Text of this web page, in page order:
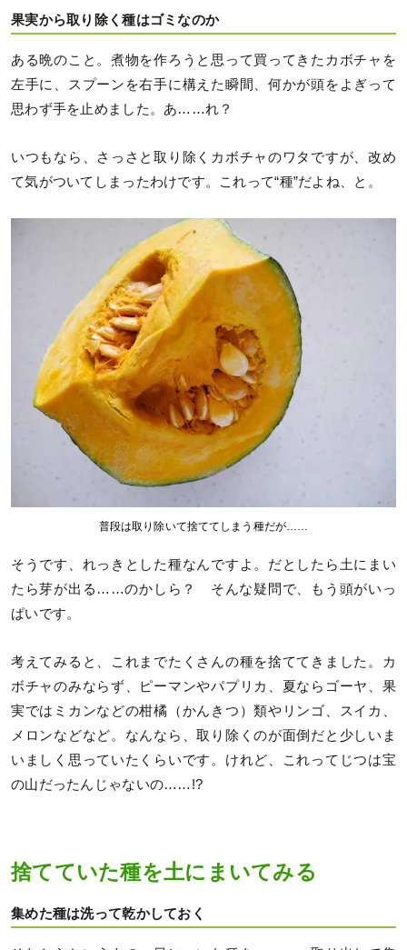
果実から取り除く種はゴミなのか
ある晩のこと。煮物を作ろうと思って買ってきたカボチャを
左手に、スプーンを右手に構えた瞬間、何かが頭をよぎって
思わず手を止めました。あ……れ？
いつもなら、さっさと取り除くカボチャのワタですが、改め
て気がついてしまったわけです。これって“種”だよね、と。
普段は取り除いて捨ててしまう種だが……
そうです、れっきとした種なんですよ。だとしたら土にまい
たら芽が出る……のかしら？ そんな疑問で、もう頭がいっ
ぱいです。
考えてみると、これまでたくさんの種を捨ててきました。カ
ボチャのみならず、ピーマンやパプリカ、夏ならゴーヤ、果
実ではミカンなどの柑橘（かんきつ）類やリンゴ、スイカ、
メロンなどなど。なんなら、取り除くのが面倒だと少しいま
いましく思っていたくらいです。けれど、これってじつは宝
の山だったんじゃないの……!?
捨てていた種を土にまいてみる
集めた種は洗って乾かしておく